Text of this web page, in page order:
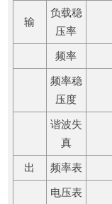
输
负载稳
压率
频率
频率稳
压度
谐波失
真
出 频率表
电压表